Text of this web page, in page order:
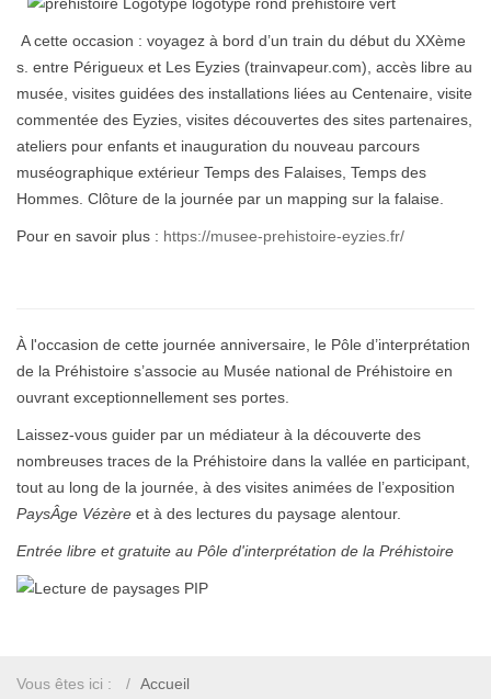
A cette occasion : voyagez à bord d’un train du début du XXème
s. entre Périgueux et Les Eyzies (trainvapeur.com), accès libre au
musée, visites guidées des installations liées au Centenaire, visite
commentée des Eyzies, visites découvertes des sites partenaires,
ateliers pour enfants et inauguration du nouveau parcours
muséographique extérieur Temps des Falaises, Temps des
Hommes . Clôture de la journée par un mapping sur la falaise.
Pour en savoir plus : https://musee-prehistoire-eyzies.fr/
À l'occasion de cette journée anniversaire
le Pôle d’interprétation
de la Préhistoire s’associe au Musée national de Préhistoire en
ouvrant exceptionnellement ses portes.
Laissez-vous guider par un médiateur à la découverte des
nombreuses traces de la Préhistoire dans la vallée en participant,
tout au long de la journée, à des visites animées de l’exposition
PaysÂge Vézère et à des lectures du paysage alentour.
Entrée libre et gratuite au Pôle d'interprétation de la Préhistoire
Vous êtes ici : Accueil